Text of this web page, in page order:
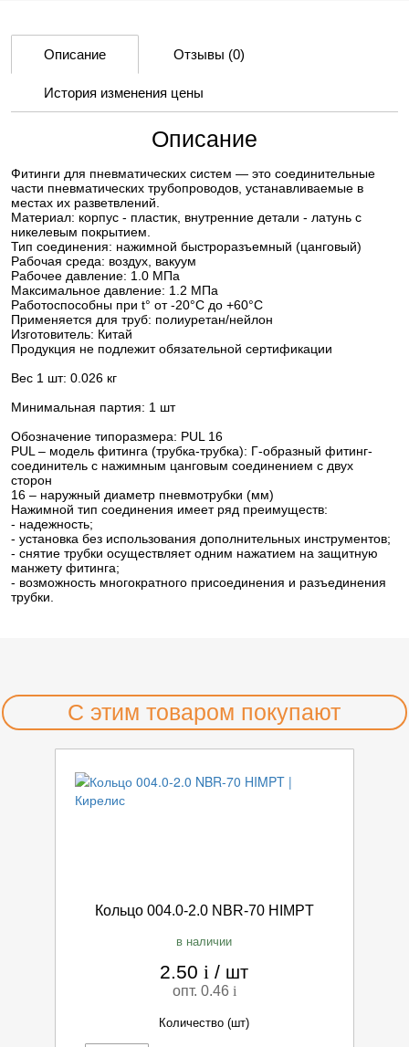
Описание Отзывы (0)
История изменения цены
Описание
Фитинги для пневматических систем — это соединительные
части пневматических трубопроводов, устанавливаемые в
местах их разветвлений.
Материал: корпус - пластик, внутренние детали - латунь с
никелевым покрытием.
Тип соединения: нажимной быстроразъемный (цанговый)
Рабочая среда: воздух, вакуум
Рабочее давление: 1.0 МПа
Максимальное давление: 1.2 МПа
Работоспособны при t° от -20°С до +60°С
Применяется для труб: полиуретан/нейлон
Изготовитель: Китай
Продукция не подлежит обязательной сертификации
Вес 1 шт: 0.026 кг
Минимальная партия: 1 шт
Обозначение типоразмера: PUL 16
PUL – модель фитинга (трубка-трубка): Г-образный фитинг-
соединитель с нажимным цанговым соединением с двух
сторон
16 – наружный диаметр пневмотрубки (мм)
Нажимной тип соединения имеет ряд преимуществ:
- надежность;
- установка без использования дополнительных инструментов;
- снятие трубки осуществляет одним нажатием на защитную
манжету фитинга;
- возможность многократного присоединения и разъединения
трубки.
С этим товаром покупают
Кольцо 004.0-2.0 NBR-70 HIMPT
в наличии
2.50i / шт
опт. 0.46 i
Количество (шт)